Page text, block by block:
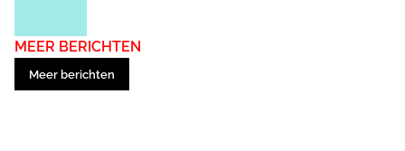
MEER BERICHTEN
Meer berichten